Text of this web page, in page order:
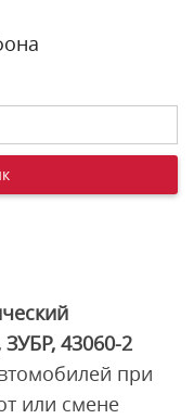
43060-2
при
или смене